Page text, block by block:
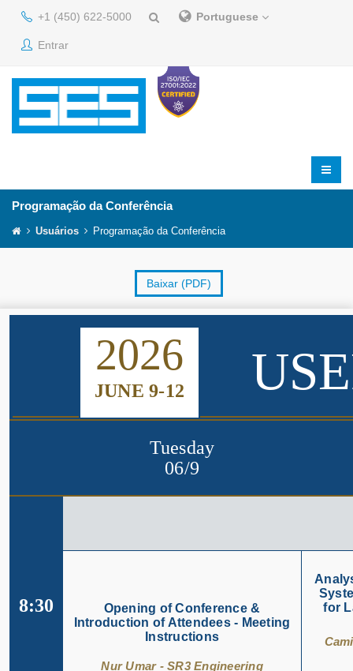
+1 (450) 622-5000 Portuguese
Entrar
Programação da Conferência
Usuários Programação da Conferência
Baixar (PDF)